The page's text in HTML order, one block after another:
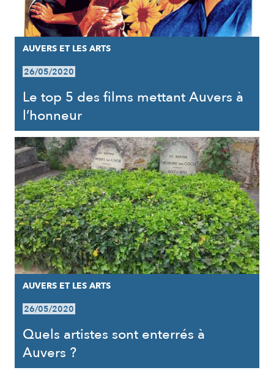
AUVERS ET LES ARTS
26/05/2020
Le top 5 des films mettant Auvers à
l’honneur
AUVERS ET LES ARTS
26/05/2020
Quels artistes sont enterrés à
Auvers ?